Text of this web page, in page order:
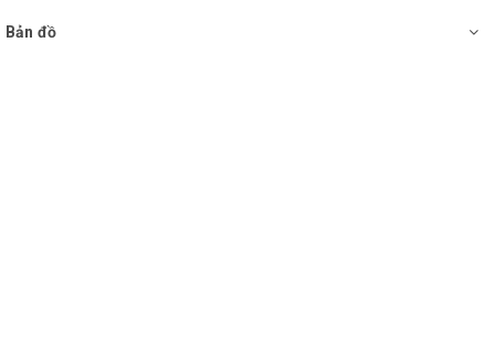
Trọng lượng: 16 kg / 1 chiếc
Bản đồ